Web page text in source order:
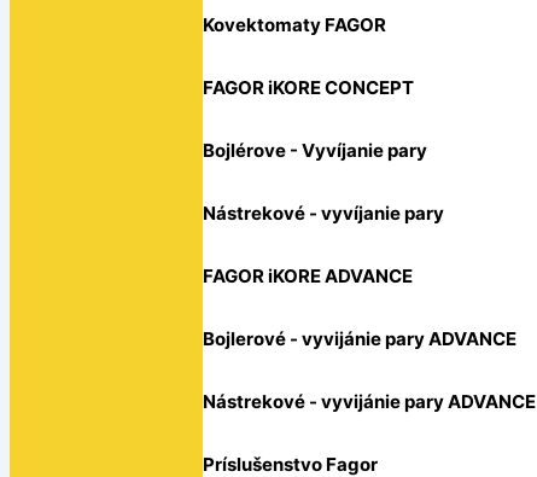
Kovektomaty FAGOR
FAGOR iKORE CONCEPT
Bojlérove - Vyvíjanie pary
Nástrekové - vyvíjanie pary
FAGOR iKORE ADVANCE
Bojlerové - vyvijánie pary ADVANCE
Nástrekové - vyvijánie pary ADVANCE
Príslušenstvo Fagor